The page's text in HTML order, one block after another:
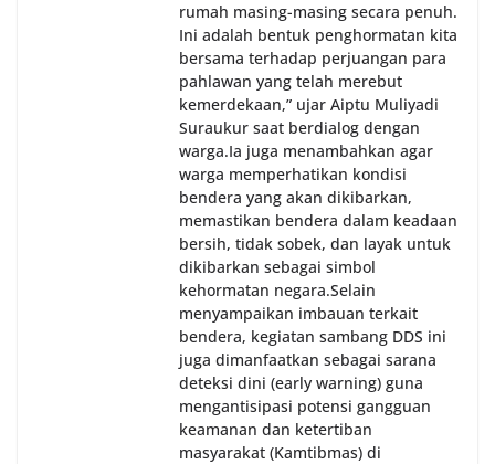
rumah masing-masing secara penuh.
Ini adalah bentuk penghormatan kita
bersama terhadap perjuangan para
pahlawan yang telah merebut
kemerdekaan,” ujar Aiptu Muliyadi
Suraukur saat berdialog dengan
warga.‎‎Ia juga menambahkan agar
warga memperhatikan kondisi
bendera yang akan dikibarkan,
memastikan bendera dalam keadaan
bersih, tidak sobek, dan layak untuk
dikibarkan sebagai simbol
kehormatan negara.‎‎‎Selain
menyampaikan imbauan terkait
bendera, kegiatan sambang DDS ini
juga dimanfaatkan sebagai sarana
deteksi dini (early warning) guna
mengantisipasi potensi gangguan
keamanan dan ketertiban
masyarakat (Kamtibmas) di